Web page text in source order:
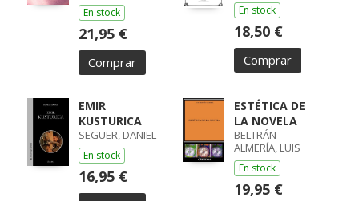
En stock
21,95 €
Comprar
En stock
18,50 €
Comprar
EMIR
KUSTURICA
SEGUER, DANIEL
En stock
16,95 €
ESTÉTICA DE
LA NOVELA
BELTRÁN
ALMERÍA, LUIS
En stock
19,95 €